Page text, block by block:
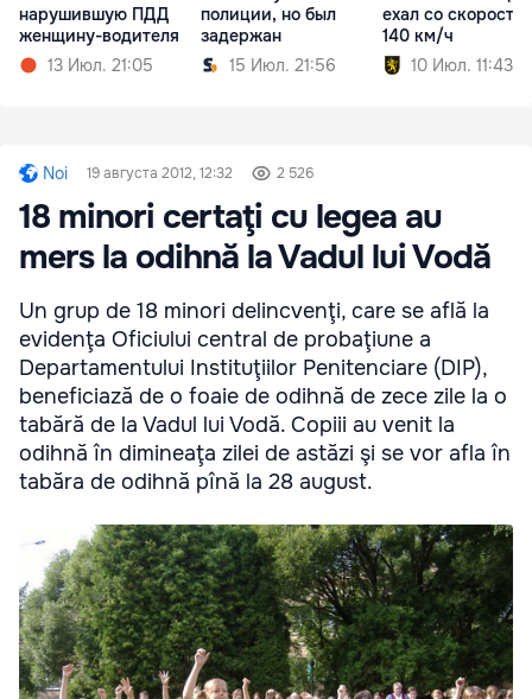
нарушившую ПДД
женщину-водителя
13 Июл. 21:05
полиции, но был
задержан
15 Июл. 21:56
ехал со
140 км/ч
10 Июл. 11:43
Noi 19 августа 2012, 12:32 2 526
18 minori certaţi cu legea au
mers la odihnă la Vadul lui Vodă
Un grup de 18 minori delincvenţi, care se află la
evidenţa Oficiului central de probaţiune a
Departamentului Instituţiilor Penitenciare (DIP),
beneficiază de o foaie de odihnă de zece zile la o
tabără de la Vadul lui Vodă. Copiii au venit la
odihnă în dimineaţa zilei de astăzi şi se vor afla în
tabăra de odihnă pînă la 28 august.